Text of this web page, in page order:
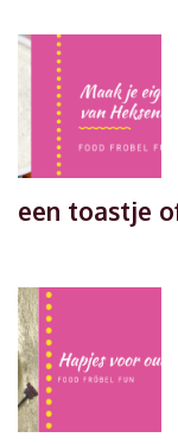
een toastje